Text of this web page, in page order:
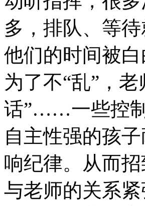
多，排队、等
他们的时间被
为了不“乱”，
话”……一些控
自主性强的孩
响纪律。从而
与老师的关系